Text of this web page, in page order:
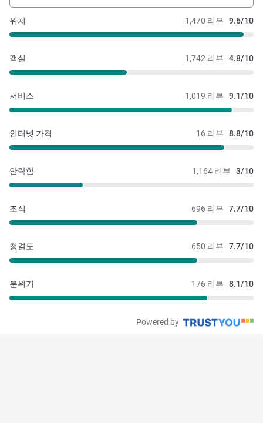
1,470 리뷰 9.6/10
위치
1,742 리뷰 4.8/10
객실
1,019 리뷰 9.1/10
서비스
16 리뷰 8.8/10
인터넷 가격
1,164 리뷰 3/10
안락함
696 리뷰 7.7/10
조식
650 리뷰 7.7/10
청결도
176 리뷰 8.1/10
분위기
Powered by